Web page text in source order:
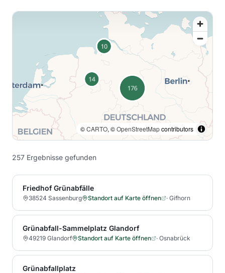
©CARTO, ©OpenStreetMapcontributors
257 Ergebnisse gefunden
Friedhof Grünabfälle
38524 Sassenburg Standort auf Karte öffnen · Gifhorn
Grünabfall-Sammelplatz Glandorf
49219 Glandorf Standort auf Karte öffnen · Osnabrück
Grünabfallplatz